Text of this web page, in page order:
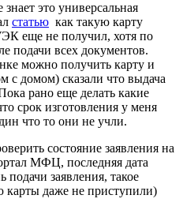
знает это универсальная
статью как такую карту
еще не получил, хотя по
подачи всех документов.
можно получить карту и
с домом) сказали что выдача
рано еще делать какие
срок изготовления у меня
что то они не учли.
состояние заявления на
МФЦ, последняя дата
заявления, такое
карты даже не приступили)